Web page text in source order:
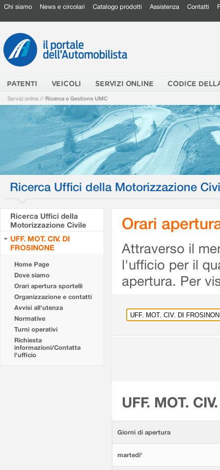
Chi siamo News e circolari Catalogo prodotti Assistenza Contatti
PATENTI VEICOLI SERVIZI ONLINE CODICE
Servizi online // Ricerca e Gestione UMC
Ricerca Uffici della Motorizzazione
Ricerca Uffici della
Motorizzazione Civile
UFF. MOT. CIV. DI
FROSINONE
Home Page
Dove siamo
Orari apertura sportelli
Organizzazione e contatti
Avvisi all'utenza
Normative
Turni operativi
Richiesta
informazioni/Contatta
l'ufficio
Orari
Attraverso il
l'ufficio per il
apertura. Per
UFF. MOT.
Giorni di apertura
martedi'